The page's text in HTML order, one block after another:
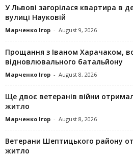
У Львові загорілася квартира в
вулиці Науковій
Марченко Ігор - August 9, 2026
Прощання з Іваном Харачаком,
відновлювального батальйону
Марченко Ігор - August 8, 2026
Ще двоє ветеранів війни
житло
Марченко Ігор - August 8, 2026
Ветерани Шептицького району
житло